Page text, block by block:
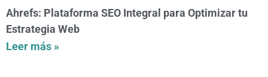
Ahrefs: Plataforma SEO Integral para Optimizar tu
Estrategia Web
Leer más »